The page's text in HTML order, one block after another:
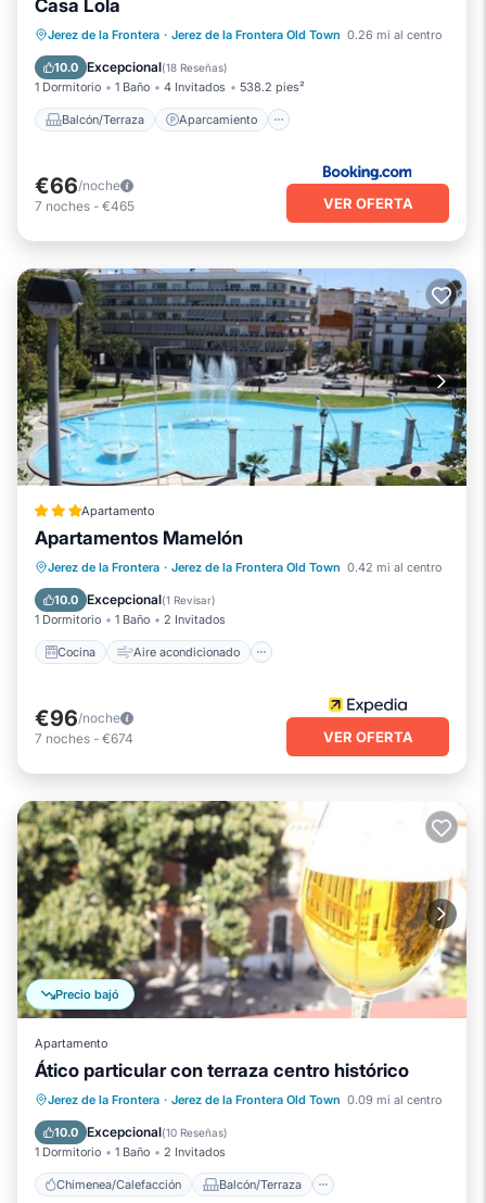
Casa Lola
Jerez de la Frontera · Jerez de la Frontera Old Town 0.26 mi al centro
10.0 Excepcional(18 Reseñas)
1 Dormitorio 1 Baño 4 Invitados 538.2 pies²
Balcón/Terraza Aparcamiento
Balcón/Terraza
Aparcamiento
Aire acondicionado
€66/noche
7 noches - €465 VER OFERTA
Apartamento
Apartamentos Mamelón
Jerez de la Frontera · Jerez de la Frontera Old Town 0.42 mi al centro
10.0 Excepcional(1 Revisar)
1 Dormitorio 1 Baño 2 Invitados
Cocina Aire acondicionado
Cocina Aire acondicionado
Internet
Apto para niños
€96/noche
7 noches - €674 VER OFERTA
Precio bajó
Apartamento
Ático particular con terraza centro histórico
Jerez de la Frontera · Jerez de la Frontera Old Town 0.09 mi al centro
10.0 Excepcional(10 Reseñas)
1 Dormitorio 1 Baño 2 Invitados
Chimenea/Calefacción Balcón/Terraza
Chimenea/Calefacción
Balcón/Terraza
Cocina
Aire acondicionado